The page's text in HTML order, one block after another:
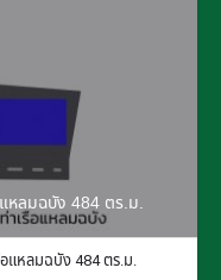
แหลมฉบัง 484 ตร.ม.
อแหลมฉบัง 484 ตร.ม.